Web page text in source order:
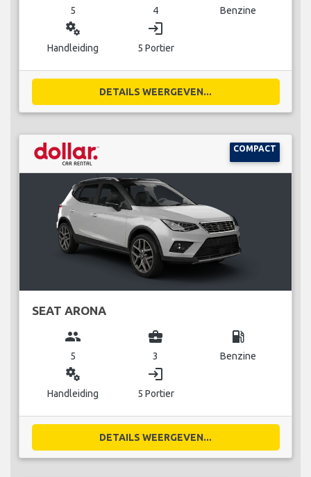
5 4 Benzine
miscellaneous_services
Handleiding
login
5 Portier
DETAILS WEERGEVEN...
COMPACT
SEAT ARONA
group
5
business_center
3
local_gas_station
Benzine
miscellaneous_services
Handleiding
login
5 Portier
DETAILS WEERGEVEN...